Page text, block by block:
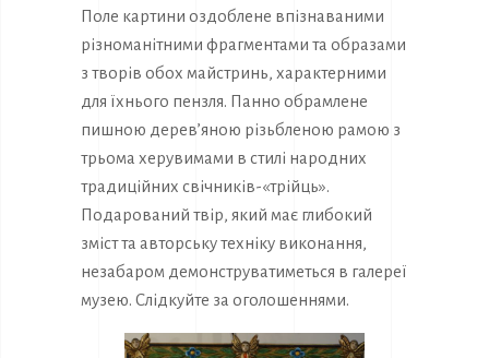
Поле картини оздоблене впізнаваними
різноманітними фрагментами та образами
з творів обох майстринь, характерними
для їхнього пензля. Панно обрамлене
пишною дерев’яною різьбленою рамою з
трьома херувимами в стилі народних
традиційних свічників-«трійць».
Подарований твір, який має глибокий
зміст та авторську техніку виконання,
незабаром демонструватиметься в галереї
музею. Слідкуйте за оголошеннями.